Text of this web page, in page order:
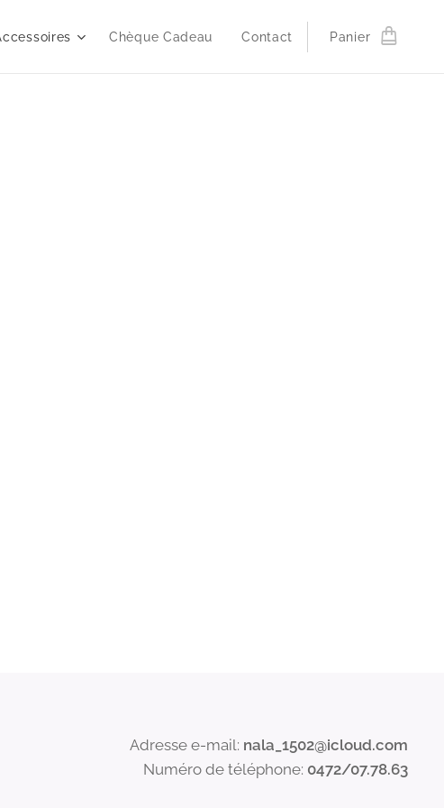
Chèque Cadeau Contact Panier
Adresse e-mail: nala_1502@icloud.com
Numéro de téléphone: 0472/07.78.63